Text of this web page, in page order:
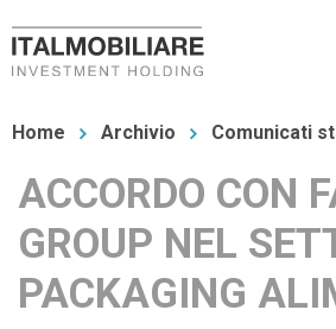
al
principale
Tu
qui
Home Archivio Comunicati
ACCORDO CON
GROUP NEL
PACKAGING